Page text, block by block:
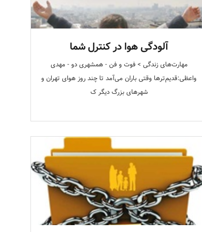
آلودگی هوا در کنترل شما
مهارت‌های زندگی > فوت و فن - همشهری دو - مهدی
واعظی:قدیم‌تر‌ها وقتی باران می‌آمد تا چند روز هوای تهران و
شهرهای بزرگ دیگر ک